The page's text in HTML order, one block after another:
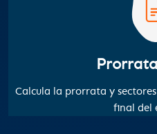
Calcula la prorrata y
final del